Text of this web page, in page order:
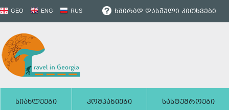
GEO ENG RUS ხშირად დასმული კითხვები
სიახლეები კომპანიები სასტუმროები